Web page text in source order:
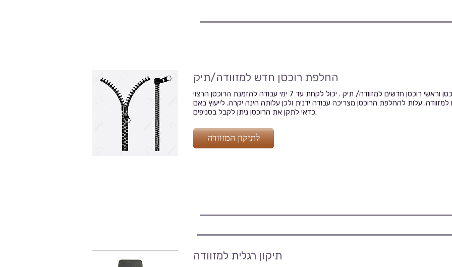
החלפת רוכסן חדש למזוודה/תיק
החלפת רוכסן וראשי רוכסן חדשים למזוודה/ תיק . יכול לקחת עד 7 ימי עבודה להזמנת הרוכסן הרצוי
עלות להחלפת הרוכסן מצריכה עבודה ידנית ולכן עלותה הינה יקרה. לייעוץ באם
כדאי לתקן את הרוכסן ניתן לקבל בסניפים.
לתיקון המזוודה
תיקון רגלית למזוודה